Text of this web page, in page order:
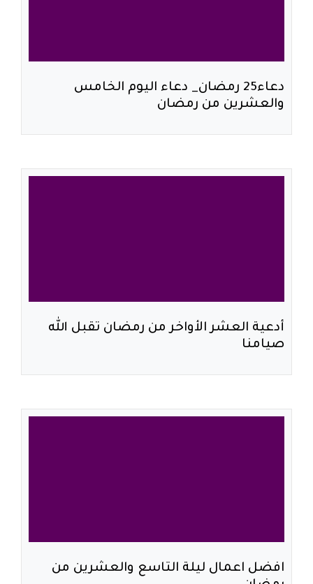
دعاء25 رمضان_ دعاء اليوم الخامس
والعشرين من رمضان
أدعية العشر الأواخر من رمضان تقبل الله
صيامنا
افضل اعمال ليلة التاسع والعشرين من